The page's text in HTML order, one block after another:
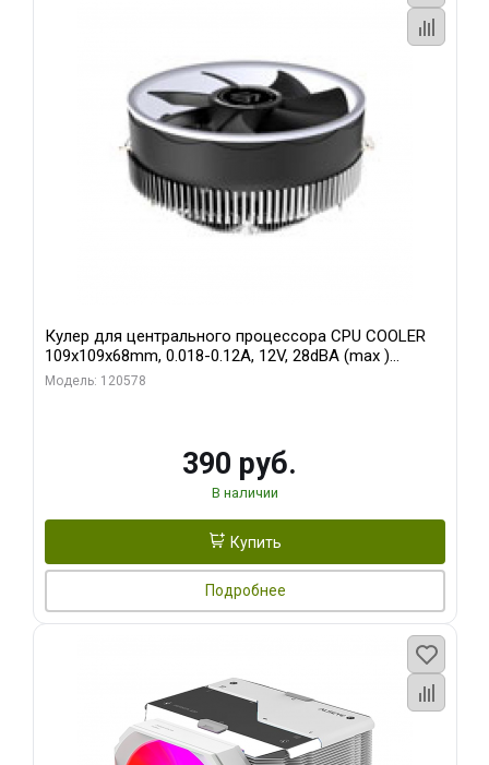
Кулер для центрального процессора CPU COOLER
109x109x68mm, 0.018-0.12A, 12V, 28dBA (max )
+/-10%
Модель: 120578
390 руб.
В наличии
Купить
Подробнее